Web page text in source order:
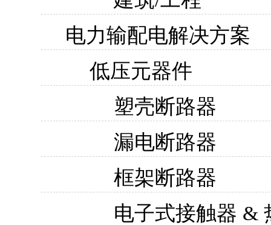
电力输配电解决方案
低压元器件
塑壳断路器
漏电断路器
框架断路器
电子式接触器 &